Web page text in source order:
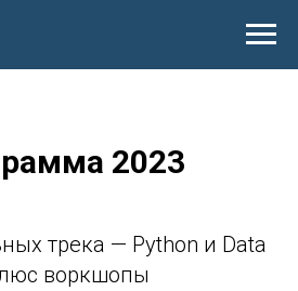
2023
трека — Python и Data
воркшопы